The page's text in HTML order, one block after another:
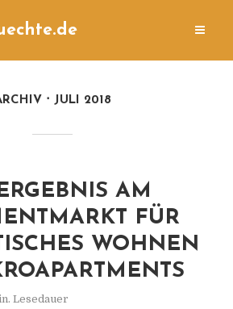
JULI 2018
AM
FÜR
WOHNEN
Lesedauer